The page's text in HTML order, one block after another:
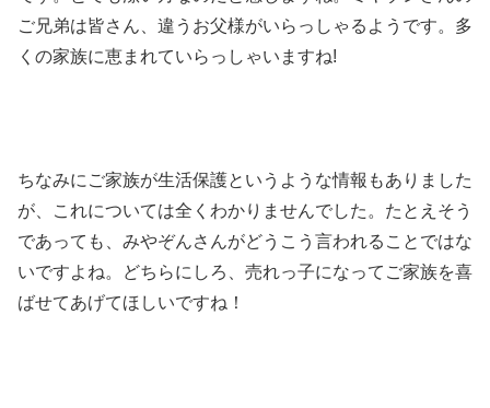
ご兄弟は皆さん、違うお父様がいらっしゃるようです。多
くの家族に恵まれていらっしゃいますね!
ちなみにご家族が生活保護というような情報もありました
が、これについては全くわかりませんでした。たとえそう
であっても、みやぞんさんがどうこう言われることではな
いですよね。どちらにしろ、売れっ子になってご家族を喜
ばせてあげてほしいですね！